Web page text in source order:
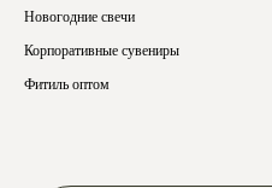
Новогодние свечи
Корпоративные сувениры
Фитиль оптом